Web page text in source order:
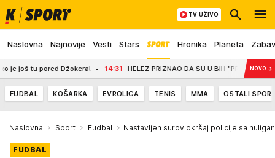
Naslovna Najnovije Vesti Stars Hronika Planeta
TV UŽIVO
tu pored Džokera! 14:31 HELEZ PRIZNAO DA SU U BiH "PRATILI SVAKI
NOVO →
FUDBAL KOŠARKA EVROLIGA TENIS MMA OSTALI
Naslovna Sport Fudbal Nastavljen surov okršaj policije sa
FUDBAL